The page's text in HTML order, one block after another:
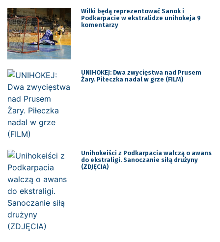
Wilki będą reprezentować Sanok i
Podkarpacie w ekstralidze unihokeja 9
komentarzy
UNIHOKEJ: Dwa zwycięstwa nad Prusem
Żary. Piłeczka nadal w grze (FILM)
Unihokeiści z Podkarpacia walczą o awans
do ekstraligi. Sanoczanie siłą drużyny
(ZDJĘCIA)